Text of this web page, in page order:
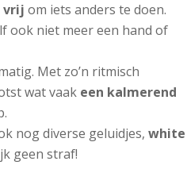
vrij om iets anders te doen.
ook niet meer een hand of
Met zo’n ritmisch
wat vaak een kalmerend
nog diverse geluidjes,white
geen straf!